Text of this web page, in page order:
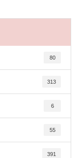
80
313
6
55
391